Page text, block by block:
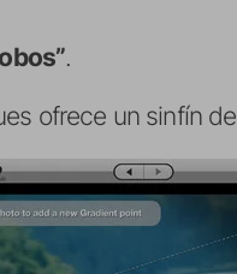
.
ofrece un sinfín de